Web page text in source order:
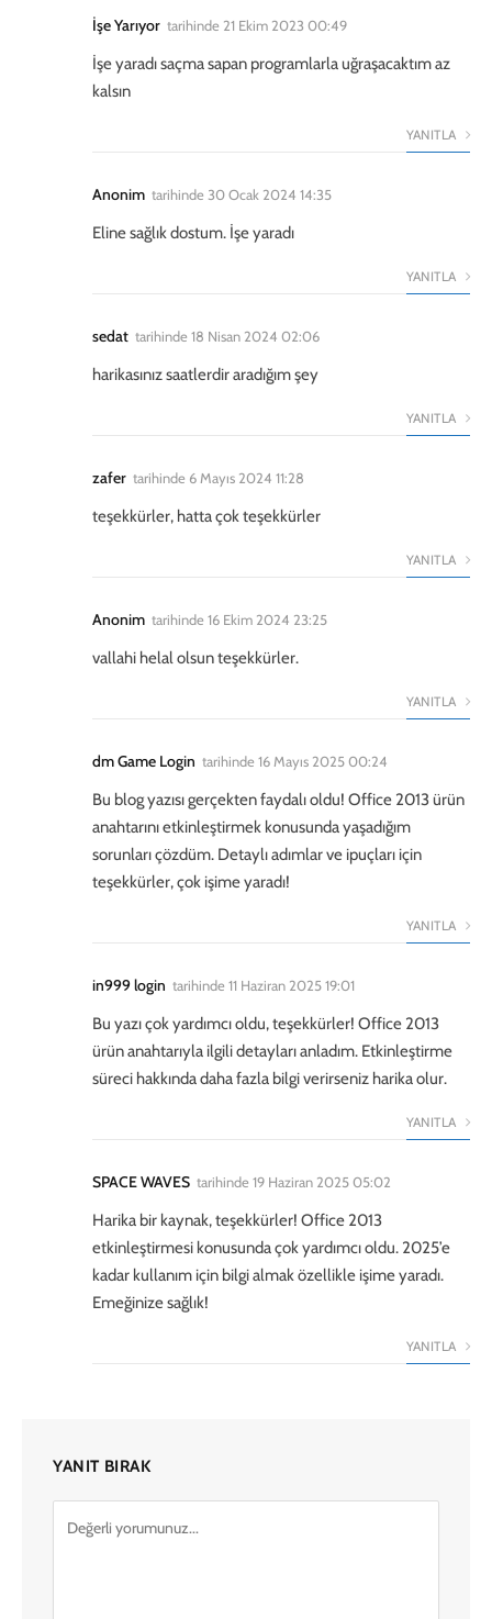
İşe Yarıyor tarihinde 21 Ekim 2023 00:49
İşe yaradı saçma sapan programlarla uğraşacaktım az
kalsın
YANITLA
Anonim tarihinde 30 Ocak 2024 14:35
Eline sağlık dostum. İşe yaradı
YANITLA
sedat tarihinde 18 Nisan 2024 02:06
harikasınız saatlerdir aradığım şey
YANITLA
zafer tarihinde 6 Mayıs 2024 11:28
teşekkürler, hatta çok teşekkürler
YANITLA
Anonim tarihinde 16 Ekim 2024 23:25
vallahi helal olsun teşekkürler.
YANITLA
dm Game Login tarihinde 16 Mayıs 2025 00:24
Bu blog yazısı gerçekten faydalı oldu! Office 2013 ürün
anahtarını etkinleştirmek konusunda yaşadığım
sorunları çözdüm. Detaylı adımlar ve ipuçları için
teşekkürler, çok işime yaradı!
YANITLA
in999 login tarihinde 11 Haziran 2025 19:01
Bu yazı çok yardımcı oldu, teşekkürler! Office 2013
ürün anahtarıyla ilgili detayları anladım. Etkinleştirme
süreci hakkında daha fazla bilgi verirseniz harika olur.
YANITLA
SPACE WAVES tarihinde 19 Haziran 2025 05:02
Harika bir kaynak, teşekkürler! Office 2013
etkinleştirmesi konusunda çok yardımcı oldu. 2025’e
kadar kullanım için bilgi almak özellikle işime yaradı.
Emeğinize sağlık!
YANITLA
YANIT BIRAK